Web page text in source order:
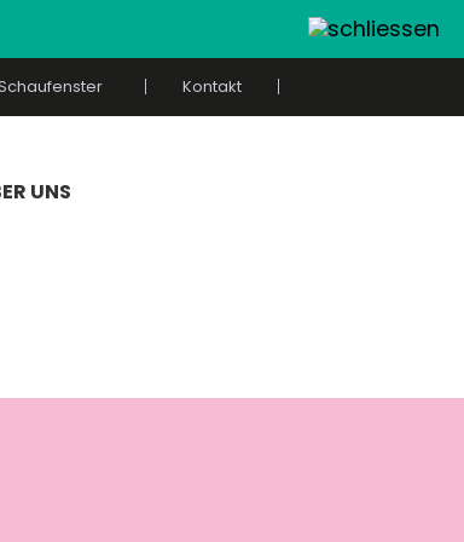
Kontakt
UNS